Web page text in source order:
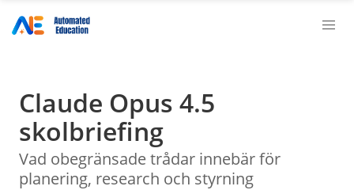
Claude Opus 4.5
skolbriefing
Vad obegränsade trådar innebär för
planering, research och styrning